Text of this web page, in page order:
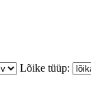
Lõike tüüp: